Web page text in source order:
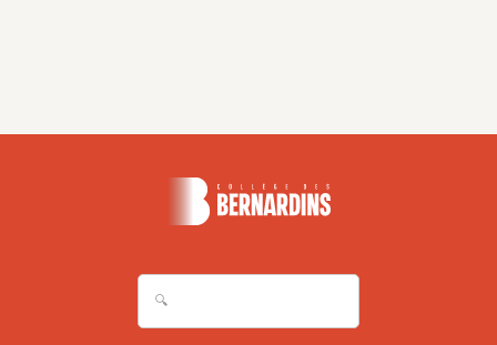
Soins Palliatif) sur le thème « Choisir l’agonie » dans